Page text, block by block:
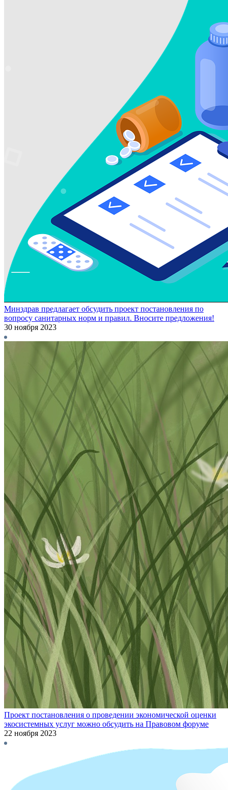
Минздрав предлагает обсудить проект постановления по
вопросу санитарных норм и правил. Вносите предложения!
30 ноября 2023
Проект постановления о проведении экономической оценки
экосистемных услуг можно обсудить на Правовом форуме
22 ноября 2023